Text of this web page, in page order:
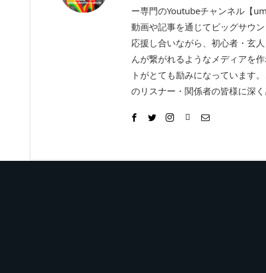
ー専門のYoutubeチャンネル【
動画や記事を通じてビッグサウ
応援し合いながら、初心者・玄
んが繋がれるようなメディアを
トがとても励みになっています
のリスナー・関係者の皆様に深